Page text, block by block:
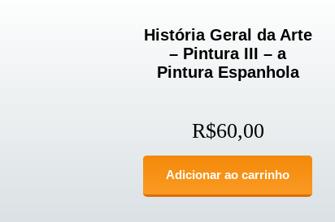
História Geral da Arte
– Pintura III – a
Pintura Espanhola
R$60,00
Adicionar ao carrinho